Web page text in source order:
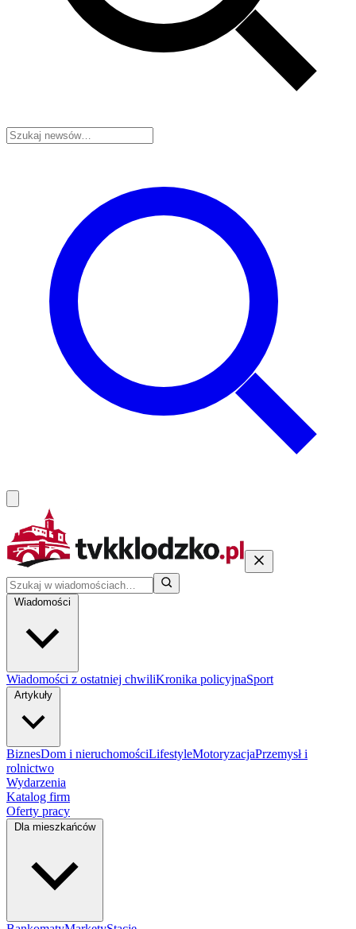
Wiadomości
Wiadomości z ostatniej chwiliKronika policyjnaSport
Artykuły
BiznesDom i nieruchomościLifestyleMotoryzacjaPrzemysł i
rolnictwo
Wydarzenia
Katalog firm
Oferty pracy
Dla mieszkańców